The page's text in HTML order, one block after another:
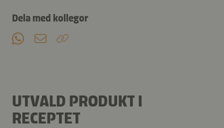
Dela med kollegor
UTVALD PRODUKT I
RECEPTET